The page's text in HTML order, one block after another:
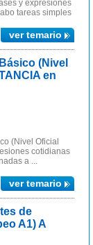
y expresiones
tareas simples
ver temario
(Nivel
en
(Nivel Oficial
cotidianas
a ...
ver temario
de
A1) A